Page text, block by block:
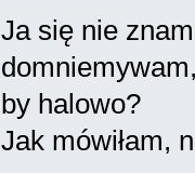
Ja się nie
by halowo?
Jak mówiłam,